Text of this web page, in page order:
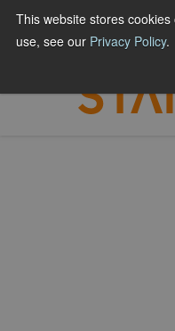
This website stores
use, see our Privacy Policy.
Hyppää
sisältöön
FÜR